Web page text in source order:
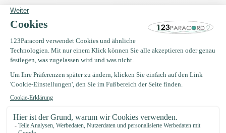
Eigenschaften
Zuletzt angesehen